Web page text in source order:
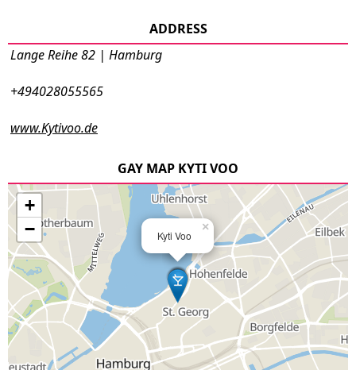
ADDRESS
Lange Reihe 82 | Hamburg
+494028055565
www.Kytivoo.de
GAY MAP KYTI VOO
Kyti Voo
×
+
−